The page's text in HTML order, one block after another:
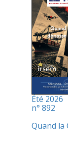
Été 2026
n° 892
Quand la